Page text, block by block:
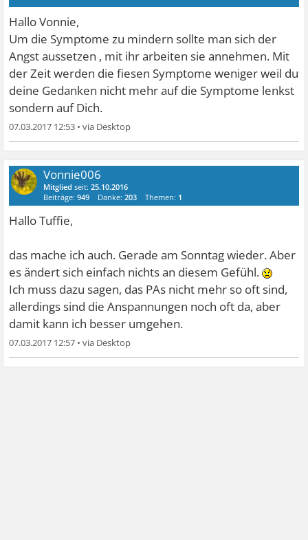
Hallo Vonnie,
Um die Symptome zu mindern sollte man sich der
Angst aussetzen , mit ihr arbeiten sie annehmen. Mit
der Zeit werden die fiesen Symptome weniger weil du
deine Gedanken nicht mehr auf die Symptome lenkst
sondern auf Dich.
07.03.2017 12:53 •
Vonnie006
Mitglied seit:25.10.2016
Beiträge:949 Danke:203 Themen: 1
Hallo Tuffie,
das mache ich auch. Gerade am Sonntag wieder. Aber
es ändert sich einfach nichts an diesem Gefühl.
Ich muss dazu sagen, das PAs nicht mehr so oft sind,
allerdings sind die Anspannungen noch oft da, aber
damit kann ich besser umgehen.
07.03.2017 12:57 •